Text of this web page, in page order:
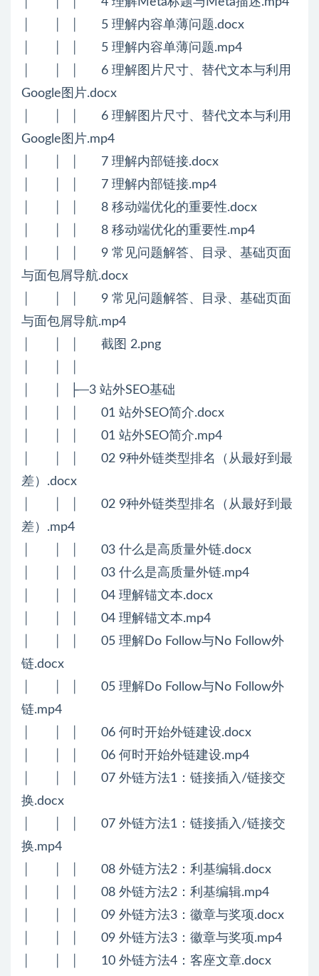
│ │ │ 5 理解内容单薄问题.docx
│ │ │ 5 理解内容单薄问题.mp4
│ │ │ 6 理解图片尺寸、替代文本与利用
Google图片.docx
│ │ │ 6 理解图片尺寸、替代文本与利用
Google图片.mp4
│ │ │ 7 理解内部链接.docx
│ │ │ 7 理解内部链接.mp4
│ │ │ 8 移动端优化的重要性.docx
│ │ │ 8 移动端优化的重要性.mp4
│ │ │ 9 常见问题解答、目录、基础页面
与面包屑导航.docx
│ │ │ 9 常见问题解答、目录、基础页面
与面包屑导航.mp4
│ │ │ 截图 2.png
│ │ ├─3 站外SEO基础
│ │ │ 01 站外SEO简介.docx
│ │ │ 01 站外SEO简介.mp4
│ │ │ 02 9种外链类型排名（从最好到最
差）.docx
│ │ │ 02 9种外链类型排名（从最好到最
差）.mp4
│ │ │ 03 什么是高质量外链.docx
│ │ │ 03 什么是高质量外链.mp4
│ │ │ 04 理解锚文本.docx
│ │ │ 04 理解锚文本.mp4
│ │ │ 05 理解Do Follow与No Follow外
链.docx
│ │ │ 05 理解Do Follow与No Follow外
链.mp4
│ │ │ 06 何时开始外链建设.docx
│ │ │ 06 何时开始外链建设.mp4
│ │ │ 07 外链方法1：链接插入/链接交
换.docx
│ │ │ 07 外链方法1：链接插入/链接交
换.mp4
│ │ │ 08 外链方法2：利基编辑.docx
│ │ │ 08 外链方法2：利基编辑.mp4
│ │ │ 09 外链方法3：徽章与奖项.docx
│ │ │ 09 外链方法3：徽章与奖项.mp4
│ │ │ 10 外链方法4：客座文章.docx